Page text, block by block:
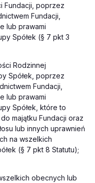
Fundacji, poprzez
Fundacji,
lub prawami
Spółek (§ 7 pkt 3
Rodzinnej
Spółek, poprzez
Fundacji,
lub prawami
Spółek, które to
majątku Fundacji oraz
lub innych uprawnień
na wszelkich
(§ 7 pkt 8 Statutu);
obecnych lub